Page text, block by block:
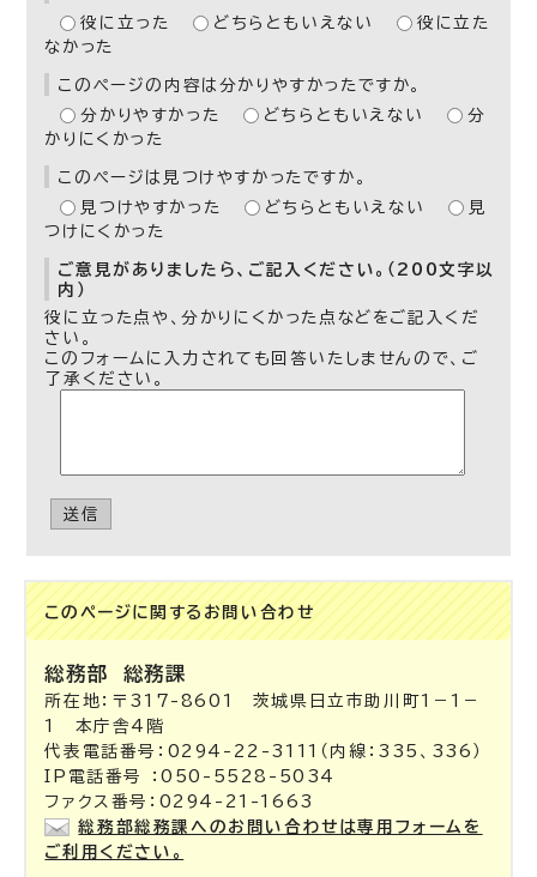
役に立った
どちらともいえない
役に立た
なかった
このページの内容は分かりやすかったですか。
分かりやすかった
どちらともいえない
分
かりにくかった
このページは見つけやすかったですか。
見つけやすかった
どちらともいえない
見
つけにくかった
ご意見がありましたら、ご記入ください。（200文字以
内）
役に立った点や、分かりにくかった点などをご記入くだ
さい。
このフォームに入力されても回答いたしませんので、ご
了承ください。
送信
このページに関する お問い合わせ
総務部 総務課
所在地：〒317-8601 茨城県日立市助川町1－1－
1 本庁舎4階
代表電話番号：0294-22-3111（内線：335、336）
IP電話番号 ：050-5528-5034
ファクス番号：0294-21-1663
総務部総務課へのお問い合わせは専用フォームを
ご利用ください。